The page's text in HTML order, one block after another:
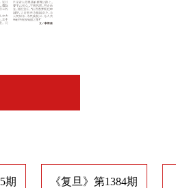
期 《复旦》第1384期